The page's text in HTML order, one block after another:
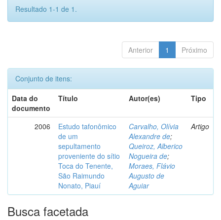
Resultado 1-1 de 1.
Anterior 1 Próximo
Conjunto de itens:
Data do
documento
Título Autor(es) Tipo
2006
Estudo tafonômico
de um
sepultamento
proveniente do sítio
Toca do Tenente,
São Raimundo
Nonato, Piauí
Carvalho, Olívia
Alexandre de;
Queiroz, Alberico
Nogueira de;
Moraes, Flávio
Augusto de
Aguiar
Artigo
Busca facetada